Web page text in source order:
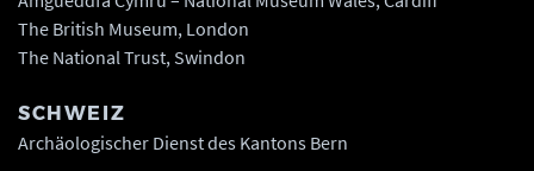
The British Museum, London
The National Trust, Swindon
SCHWEIZ
Archäologischer Dienst des Kantons Bern